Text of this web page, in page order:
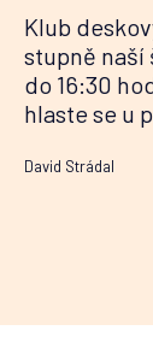
Klub
stupně naší
do 16:30
hlaste se u
David Strádal